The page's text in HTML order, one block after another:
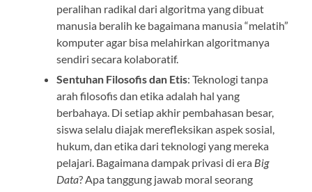
peralihan radikal dari algoritma yang dibuat
manusia beralih ke bagaimana manusia “melatih”
komputer agar bisa melahirkan algoritmanya
sendiri secara kolaboratif.
Sentuhan Filosofis dan Etis: Teknologi tanpa
arah filosofis dan etika adalah hal yang
berbahaya. Di setiap akhir pembahasan besar,
siswa selalu diajak merefleksikan aspek sosial,
hukum, dan etika dari teknologi yang mereka
pelajari. Bagaimana dampak privasi di era Big
Data? Apa tanggung jawab moral seorang